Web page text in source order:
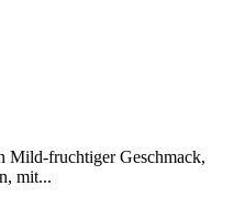
Mild-fruchtiger Geschmack,
mit...